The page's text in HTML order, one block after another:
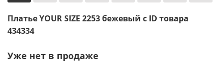
Платье YOUR SIZE 2253 бежевый с ID товара
434334
Уже нет в продаже